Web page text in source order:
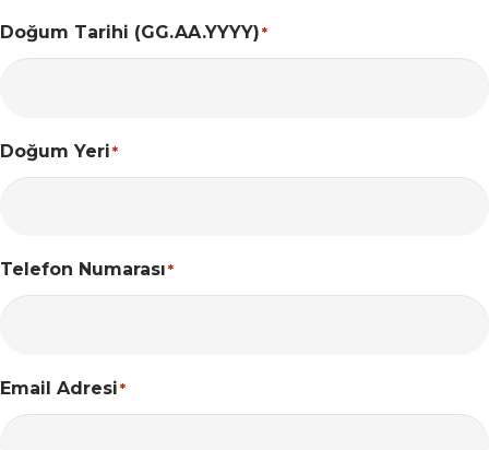
Doğum Tarihi (GG.AA.YYYY)*
Doğum Yeri*
Telefon Numarası*
Email Adresi*